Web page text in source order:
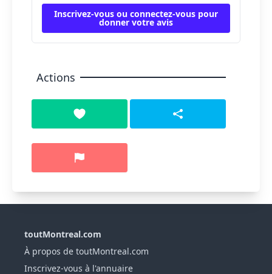
Inscrivez-vous ou connectez-vous pour
donner votre avis
Actions
toutMontreal.com
À propos de toutMontreal.com
Inscrivez-vous à l'annuaire